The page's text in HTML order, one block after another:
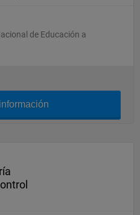
de Educación a